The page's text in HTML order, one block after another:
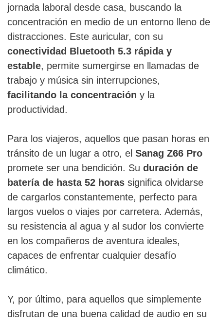
jornada laboral desde casa, buscando la
concentración en medio de un entorno lleno de
distracciones. Este auricular, con su
conectividad Bluetooth 5.3 rápida y
estable, permite sumergirse en llamadas de
trabajo y música sin interrupciones,
facilitando la concentración y la
productividad.
Para los viajeros, aquellos que pasan horas en
tránsito de un lugar a otro, el Sanag Z66 Pro
promete ser una bendición. Su duración de
batería de hasta 52 horas significa olvidarse
de cargarlos constantemente, perfecto para
largos vuelos o viajes por carretera. Además,
su resistencia al agua y al sudor los convierte
en los compañeros de aventura ideales,
capaces de enfrentar cualquier desafío
climático.
Y, por último, para aquellos que simplemente
disfrutan de una buena calidad de audio en su